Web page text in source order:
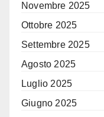
Novembre 2025
Ottobre 2025
Settembre 2025
Agosto 2025
Luglio 2025
Giugno 2025